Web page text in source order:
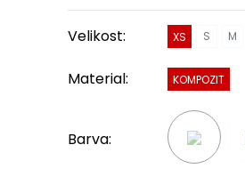
Velikost: XS S M
Material: KOMPOZIT
Barva: